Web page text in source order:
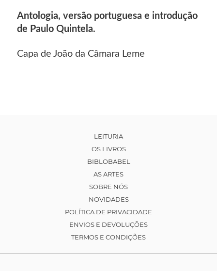
Antologia, versão portuguesa e introdução
de Paulo Quintela.
Capa de João da Câmara Leme
LEITURIA
OS LIVROS
BIBLOBABEL
AS ARTES
SOBRE NÓS
NOVIDADES
POLÍTICA DE PRIVACIDADE
ENVIOS E DEVOLUÇÕES
TERMOS E CONDIÇÕES